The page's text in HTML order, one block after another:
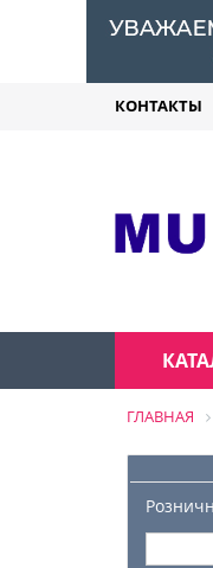
КОНТАКТЫ
ГЛАВНАЯ